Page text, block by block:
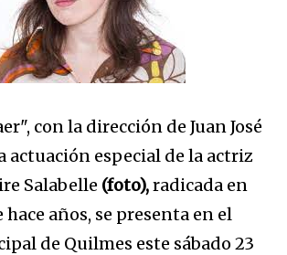
con la dirección de Juan José
actuación especial de la actriz
Salabelle (foto),radicada en
hace años, se presenta en el
de Quilmes este sábado 23